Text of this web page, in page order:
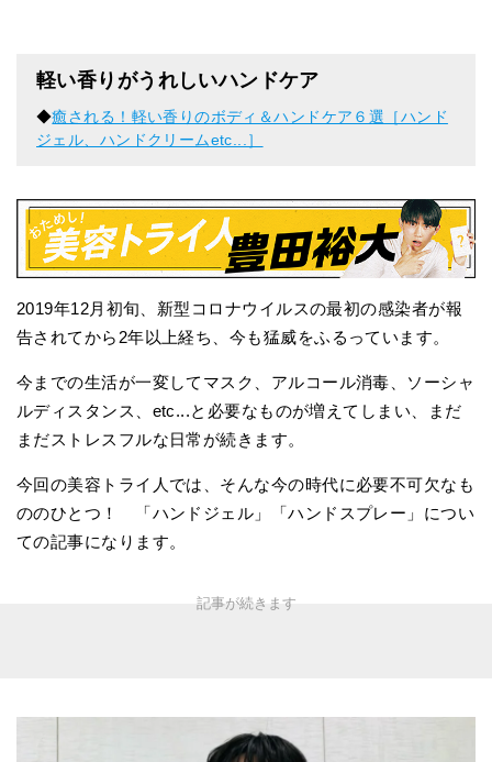
軽い香りがうれしいハンドケア
◆癒される！軽い香りのボディ＆ハンドケア６選［ハンド
ジェル、ハンドクリームetc...］
2019年12月初旬、新型コロナウイルスの最初の感染者が報
告されてから2年以上経ち、今も猛威をふるっています。
今までの生活が一変してマスク、アルコール消毒、ソーシャ
ルディスタンス、etc...と必要なものが増えてしまい、まだ
まだストレスフルな日常が続きます。
今回の美容トライ人では、そんな今の時代に必要不可欠なも
ののひとつ！ 「ハンドジェル」「ハンドスプレー」につい
ての記事になります。